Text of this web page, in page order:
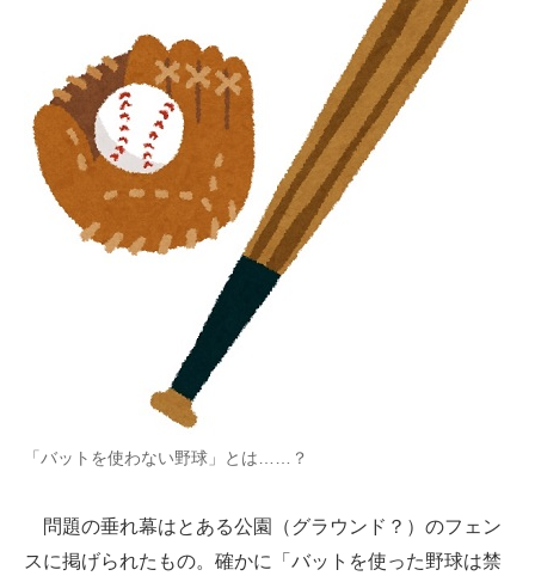
ビジネスと働き方のヒント
AI活用のいまが分かる
企業ITのトレンドを詳説
経営リーダーのコミュニティ
マーケ×ITの今がよく分かる
ITエンジニア向け専門サイト
企業向けIT製品の総合サイト
モノづくり技術者専門サイト
「バットを使わない野球」とは……？
問題の垂れ幕はとある公園（グラウンド？）のフェン
スに掲げられたもの。確かに「バットを使った野球は禁